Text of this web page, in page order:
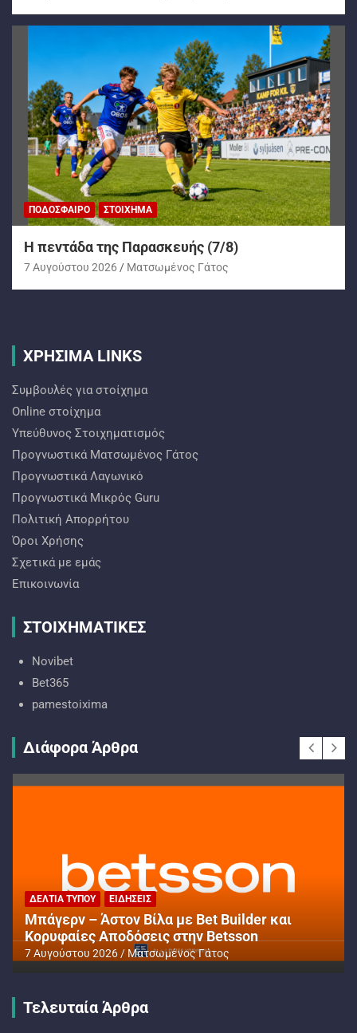
ΠΟΔΌΣΦΑΙΡΟ ΣΤΟΊΧΗΜΑ
H πεντάδα της Παρασκευής (7/8)
7 Αυγούστου 2026 Ματσωμένος Γάτος
ΧΡΗΣΙΜΑ LINKS
Συμβουλές για στοίχημα
Online στοίχημα
Υπεύθυνος Στοιχηματισμός
Προγνωστικά Ματσωμένος Γάτος
Προγνωστικά Λαγωνικό
Προγνωστικά Mικρός Guru
Πολιτική Απορρήτου
Όροι Χρήσης
Σχετικά με εμάς
Επικοινωνία
ΣΤΟΙΧΗΜΑΤΙΚΕΣ
Novibet
Bet365
pamestoixima
Διάφορα Άρθρα
ΔΕΛΤΊΑ ΤΎΠΟΥ ΕΙΔΉΣΕΙΣ
Μπάγερν – Άστον Βίλα με Bet Builder και
Κορυφαίες Αποδόσεις στην Betsson
7 Αυγούστου 2026 Ματσωμένος Γάτος
Τελευταία Άρθρα